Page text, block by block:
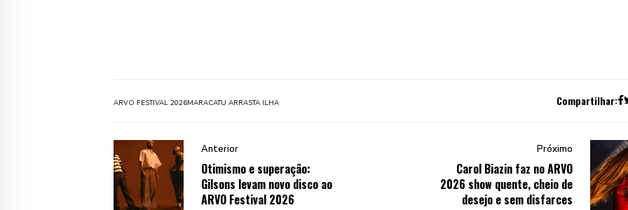
ARVO FESTIVAL 2026MARACATU ARRASTA ILHA Compartilhar:
Anterior
Otimismo e superação:
Gilsons levam novo disco ao
ARVO Festival 2026
Próximo
Carol Biazin faz no ARVO
2026 show quente, cheio de
desejo e sem disfarces